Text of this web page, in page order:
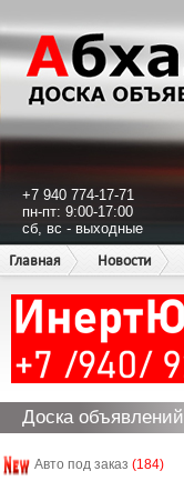
+7 940 774-17-71
пн-пт: 9:00-17:00
сб, вс - выходные
Главная
Новости
Доска объявлений
Авто под заказ (184)